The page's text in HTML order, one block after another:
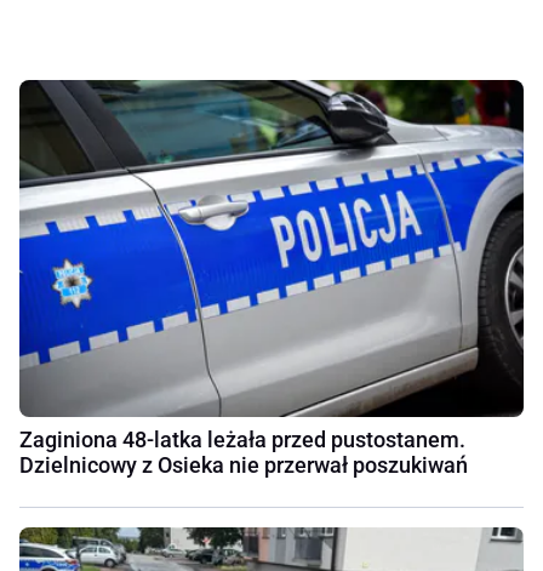
Zaginiona 48-latka leżała przed pustostanem.
Dzielnicowy z Osieka nie przerwał poszukiwań